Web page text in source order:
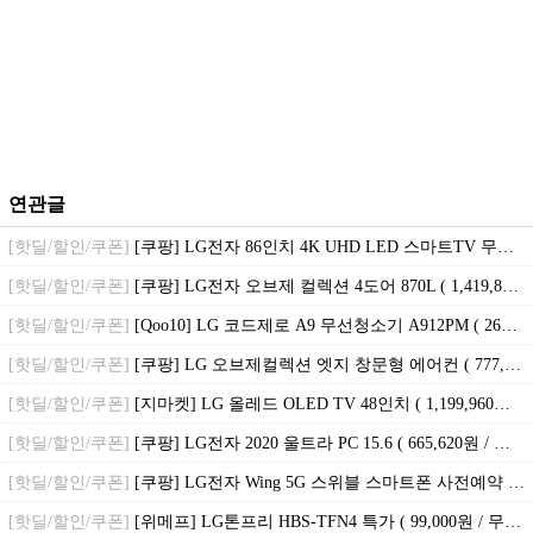
연관글
[핫딜/할인/쿠폰] [쿠팡] LG전자 86인치 4K UHD LED 스마트TV 무료 방문설치 ( 1,700,000원 / 무료배송 )
[핫딜/할인/쿠폰] [쿠팡] LG전자 오브제 컬렉션 4도어 870L ( 1,419,890원 / 무료배송 )
[핫딜/할인/쿠폰] [Qoo10] LG 코드제로 A9 무선청소기 A912PM ( 260,700원 / 무료배송 )
[핫딜/할인/쿠폰] [쿠팡] LG 오브제컬렉션 엣지 창문형 에어컨 ( 777,140원 / 무료설치 )
[핫딜/할인/쿠폰] [지마켓] LG 올레드 OLED TV 48인치 ( 1,199,960원 / 무료배송 )
[핫딜/할인/쿠폰] [쿠팡] LG전자 2020 울트라 PC 15.6 ( 665,620원 / 무료배송 )
[핫딜/할인/쿠폰] [쿠팡] LG전자 Wing 5G 스위블 스마트폰 사전예약 ( 898,900원 / 무료배송 )
[핫딜/할인/쿠폰] [위메프] LG톤프리 HBS-TFN4 특가 ( 99,000원 / 무료배송 )